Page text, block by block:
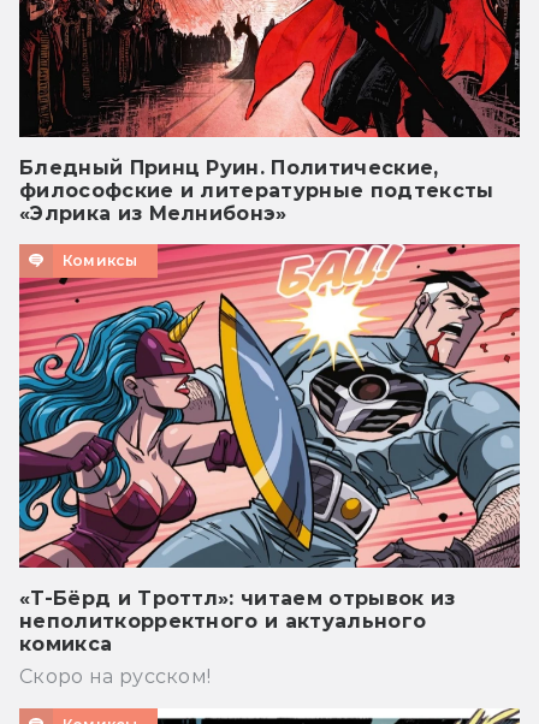
Бледный Принц Руин. Политические,
философские и литературные подтексты
«Элрика из Мелнибонэ»
Комиксы
«Т-Бёрд и Троттл»: читаем отрывок из
неполиткорректного и актуального
комикса
Скоро на русском!